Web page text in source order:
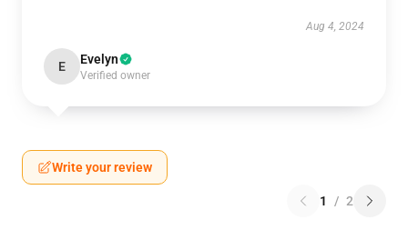
Aug 4, 2024
E Evelyn
Verified owner
Write your review
1 / 2